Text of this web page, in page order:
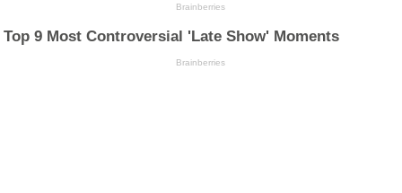
Brainberries
Top 9 Most Controversial 'Late Show' Moments
Brainberries